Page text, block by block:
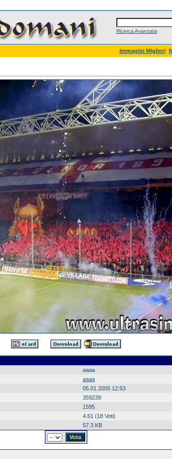
Ricerca Avanzata
Immagini Migliori
aaaa
aaaa
05.01.2005 12:53
359239
1595
4.61 (18 Voti)
57.3 KB